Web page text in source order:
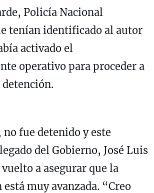
Policía Nacional
tenían identificado al autor
activado el
operativo para proceder a
no fue detenido y este
del Gobierno, José Luis
a asegurar que la
muy avanzada. “Creo